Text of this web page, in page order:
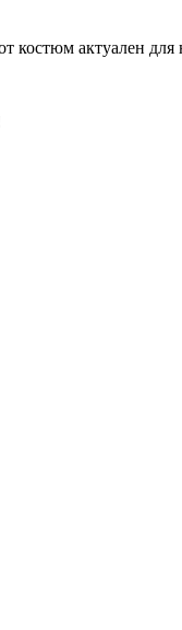
костюм актуален